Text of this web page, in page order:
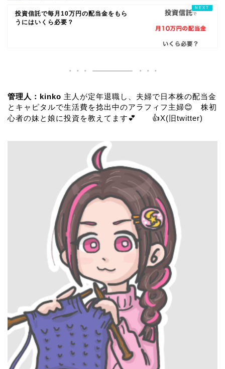
投資信託で毎月10万円の配当金をもら
うにはいくら必要？
管理人：kinko 主人が定年退職し、夫婦で日本株の配当金
とキャピタルで生活費を捻出中のアラフィフ主婦😊 株初
心者の妹と娘に投資を教えてます💕 👍X(旧twitter)